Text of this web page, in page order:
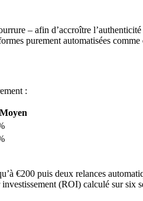
– afin d’accroître
purement automatisées
:
€200 puis deux relances
(ROI) calculé sur six